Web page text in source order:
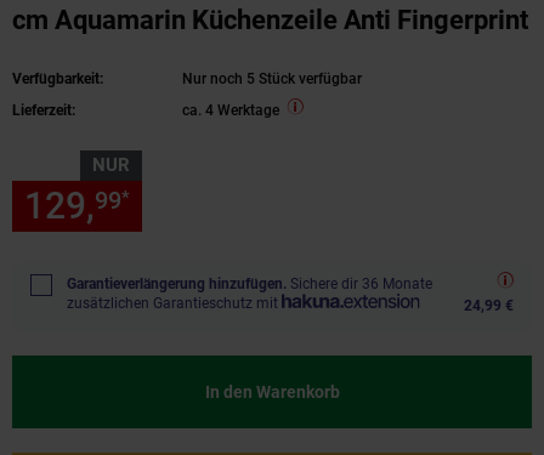
cm Aquamarin Küchenzeile Anti Fingerprint
Verfügbarkeit:
Nur noch 5 Stück verfügbar
Lieferzeit:
ca. 4 Werktage
NUR
129,99*
Garantieverlängerung hinzufügen. Sichere dir 36 Monate
zusätzlichen Garantieschutz mit
24,99 €
In den Warenkorb